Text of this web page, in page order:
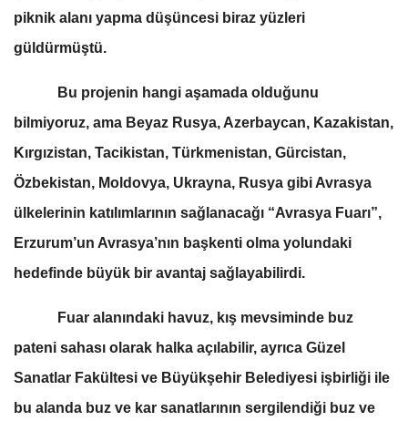
piknik alanı yapma düşüncesi biraz yüzleri
güldürmüştü.
Bu projenin hangi aşamada olduğunu
bilmiyoruz, ama Beyaz Rusya, Azerbaycan, Kazakistan,
Kırgızistan, Tacikistan, Türkmenistan, Gürcistan,
Özbekistan, Moldovya, Ukrayna, Rusya gibi Avrasya
ülkelerinin katılımlarının sağlanacağı “Avrasya Fuarı”,
Erzurum’un Avrasya’nın başkenti olma yolundaki
hedefinde büyük bir avantaj sağlayabilirdi.
Fuar alanındaki havuz, kış mevsiminde buz
pateni sahası olarak halka açılabilir, ayrıca Güzel
Sanatlar Fakültesi ve Büyükşehir Belediyesi işbirliği ile
bu alanda buz ve kar sanatlarının sergilendiği buz ve